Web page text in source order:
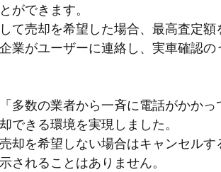
ができます。
て売却を希望した場合、最高査定額
業がユーザーに連絡し、実車確認の
多数の業者から一斉に電話がかか
できる環境を実現しました。
却を希望しない場合はキャンセル
されることはありません。